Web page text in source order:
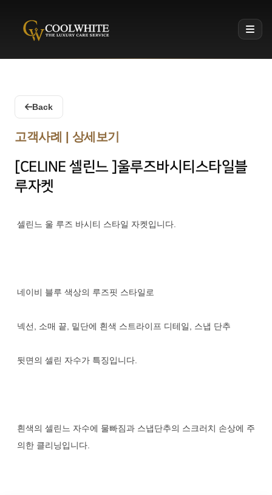
Coolwhite
Back
고객사례 | 상세보기
[CELINE 셀린느 ]울루즈바시티스타일블
루자켓
셀린느 울 루즈 바시티 스타일 자켓입니다.
네이비 블루 색상의 루즈핏 스타일로
넥선, 소매 끝, 밑단에 흰색 스트라이프 디테일, 스냅 단추
뒷면의 셀린 자수가 특징입니다.
흰색의 셀린느 자수에 물빠짐과 스냅단추의 스크러치 손상에 주
의한 클리닝입니다.